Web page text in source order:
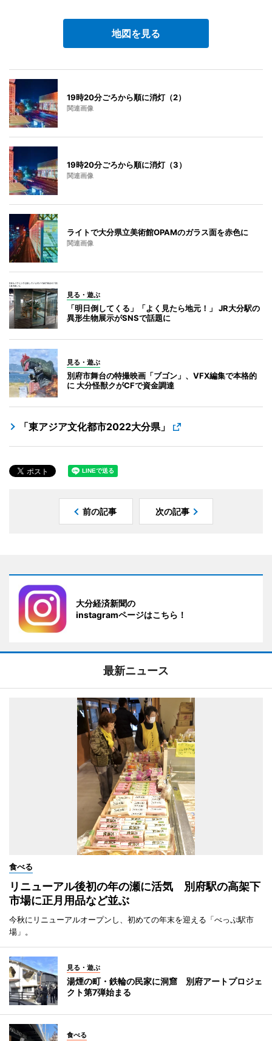
地図を見る
19時20分ごろから順に消灯（2）
関連画像
19時20分ごろから順に消灯（3）
関連画像
ライトで大分県立美術館OPAMのガラス面を赤色に
関連画像
見る・遊ぶ
「明日倒してくる」「よく見たら地元！」 JR大分駅の
異形生物展示がSNSで話題に
見る・遊ぶ
別府市舞台の特撮映画「ブゴン」、VFX編集で本格的
に 大分怪獣クがCFで資金調達
「東アジア文化都市2022大分県」
前の記事 次の記事
大分経済新聞の
instagramページはこちら！
最新ニュース
食べる
リニューアル後初の年の瀬に活気 別府駅の高架下
市場に正月用品など並ぶ
今秋にリニューアルオープンし、初めての年末を迎える「べっぷ駅市
場」。
見る・遊ぶ
湯煙の町・鉄輪の民家に洞窟 別府アートプロジェ
クト第7弾始まる
食べる